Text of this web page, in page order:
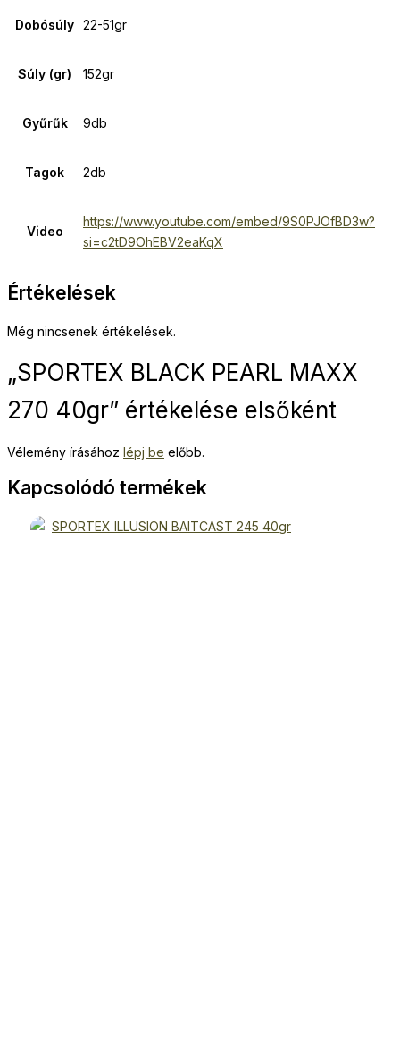
Dobósúly 22-51gr
Súly (gr) 152gr
Gyűrűk 9db
Tagok 2db
Video
https://www.youtube.com/embed/9S0PJOfBD3w?
si=c2tD9OhEBV2eaKqX
Értékelések
Még nincsenek értékelések.
„SPORTEX BLACK PEARL MAXX
270 40gr” értékelése elsőként
Vélemény írásához lépj be előbb.
Kapcsolódó termékek